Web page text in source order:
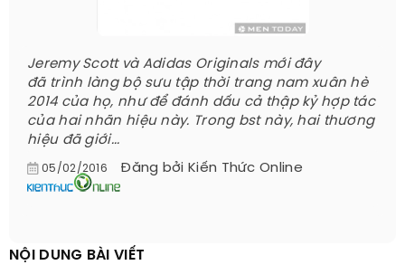
Jeremy Scott và Adidas Originals mới đây
đã trình làng bộ sưu tập thời trang nam xuân hè
2014 của họ, như để đánh dấu cả thập kỷ hợp tác
của hai nhãn hiệu này. Trong bst này, hai thương
hiệu đã giới...
05/02/2016 Đăng bởi Kiến Thức Online
NỘI DUNG BÀI VIẾT